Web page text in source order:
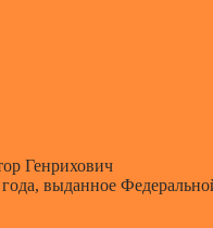
Генрихович
выданное